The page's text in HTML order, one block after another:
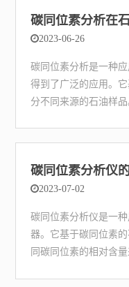
碳同位素分析在
2023-06-26
碳同位素分析是一种
得到了广泛的应用。
分不同来源的石油样品
碳同位素分析仪
2023-07-02
碳同位素分析仪是一
器。它基于碳同位素
同碳同位素的相对含